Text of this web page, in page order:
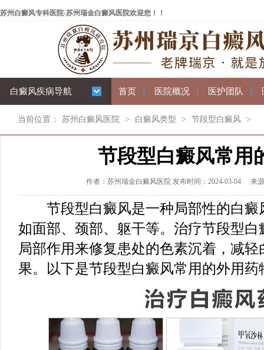
苏州白癜风专科医院-苏州瑞金白癜风医院欢迎您！！
白癜风疾病导航 首页 | 医院概况 | 医护团队 |
当前位置： 苏州白癜风医院 > 白癜风类型 > 节段型白癜风 >
节段型白癜风常用
作者：苏州瑞金白癜风医院 发布时间：2024-03-04 来
节段型白癜风是一种局部性的白癜
如面部、颈部、躯干等。治疗节段型
局部作用来修复患处的色素沉着，减
果。以下是节段型白癜风常用的外用药